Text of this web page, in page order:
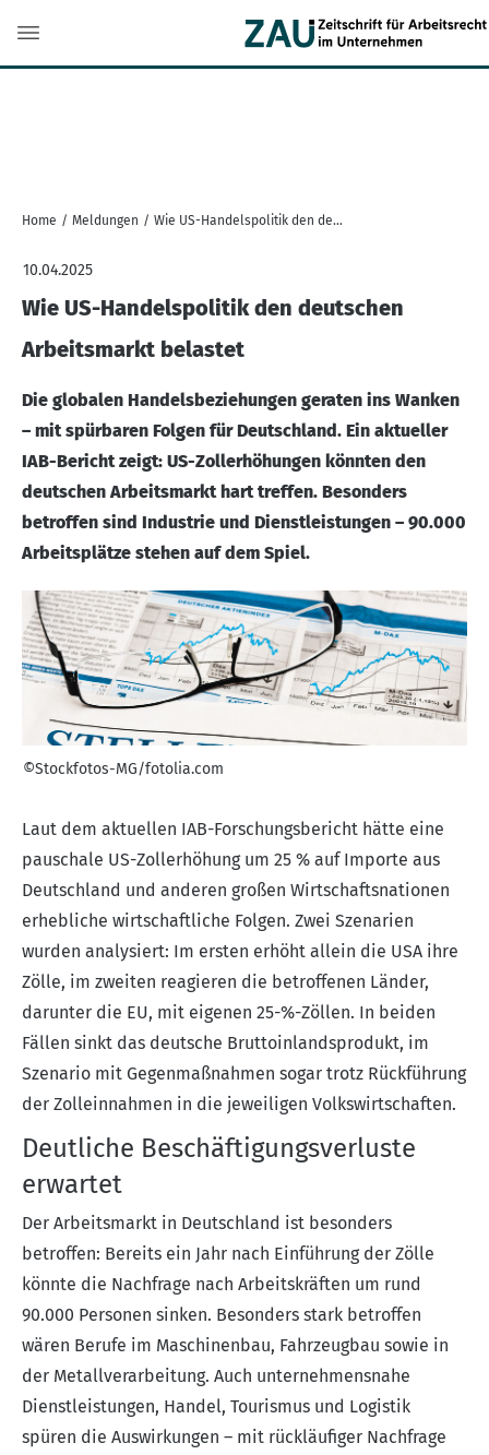
Home / Meldungen / Wie US-Handelspolitik den deutschen Arbeitsmarkt belastet
10.04.2025
Wie US-Handelspolitik den deutschen
Arbeitsmarkt belastet
Die globalen Handelsbeziehungen geraten ins Wanken
– mit spürbaren Folgen für Deutschland. Ein aktueller
IAB-Bericht zeigt: US-Zollerhöhungen könnten den
deutschen Arbeitsmarkt hart treffen. Besonders
betroffen sind Industrie und Dienstleistungen – 90.000
Arbeitsplätze stehen auf dem Spiel.
©Stockfotos-MG/fotolia.com
Laut dem aktuellen IAB-Forschungsbericht hätte eine
pauschale US-Zollerhöhung um 25 % auf Importe aus
Deutschland und anderen großen Wirtschaftsnationen
erhebliche wirtschaftliche Folgen. Zwei Szenarien
wurden analysiert: Im ersten erhöht allein die USA ihre
Zölle, im zweiten reagieren die betroffenen Länder,
darunter die EU, mit eigenen 25-%-Zöllen. In beiden
Fällen sinkt das deutsche Bruttoinlandsprodukt, im
Szenario mit Gegenmaßnahmen sogar trotz Rückführung
der Zolleinnahmen in die jeweiligen Volkswirtschaften.
Deutliche Beschäftigungsverluste
erwartet
Der Arbeitsmarkt in Deutschland ist besonders
betroffen: Bereits ein Jahr nach Einführung der Zölle
könnte die Nachfrage nach Arbeitskräften um rund
90.000 Personen sinken. Besonders stark betroffen
wären Berufe im Maschinenbau, Fahrzeugbau sowie in
der Metallverarbeitung. Auch unternehmensnahe
Dienstleistungen, Handel, Tourismus und Logistik
spüren die Auswirkungen – mit rückläufiger Nachfrage